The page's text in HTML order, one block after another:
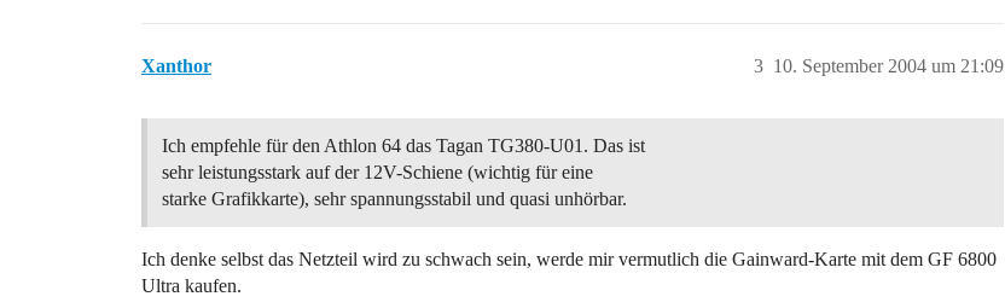
Xanthor 10. September 2004 um 21:09
3
Ich empfehle für den Athlon 64 das Tagan TG380-U01. Das ist
sehr leistungsstark auf der 12V-Schiene (wichtig für eine
starke Grafikkarte), sehr spannungsstabil und quasi unhörbar.
Ich denke selbst das Netzteil wird zu schwach sein, werde mir vermutlich die Gainward-Karte mit dem GF 6800
Ultra kaufen.